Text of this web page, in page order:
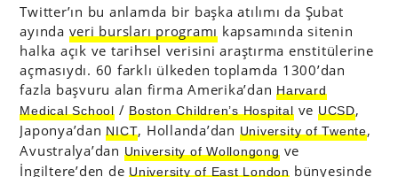
Twitter’ın bu anlamda bir başka atılımı da Şubat
ayında veri bursları programı kapsamında sitenin
halka açık ve tarihsel verisini araştırma enstitülerine
açmasıydı. 60 farklı ülkeden toplamda 1300’dan
fazla başvuru alan firma Amerika’danHarvard
Medical School/Boston Children’s Hospitalve UCSD,
Japonya’danNICT, Hollanda’dan University of Twente,
Avustralya’dan University of Wollongongve
İngiltere’den deUniversity of East London bünyesinde